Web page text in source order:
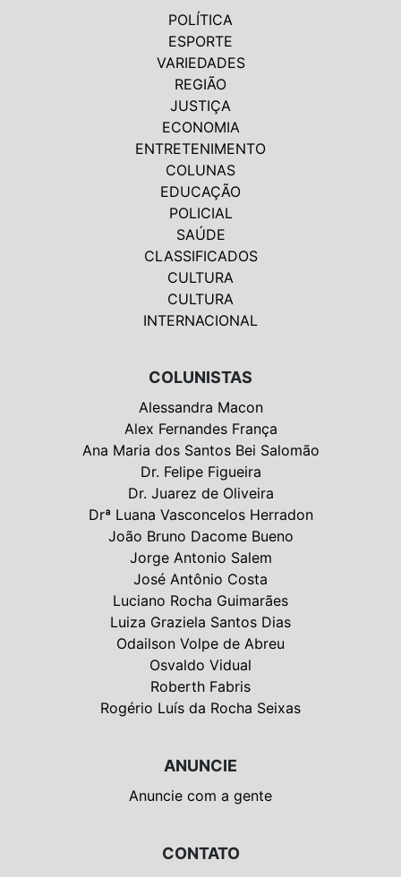
POLÍTICA
ESPORTE
VARIEDADES
REGIÃO
JUSTIÇA
ECONOMIA
ENTRETENIMENTO
COLUNAS
EDUCAÇÃO
POLICIAL
SAÚDE
CLASSIFICADOS
CULTURA
CULTURA
INTERNACIONAL
COLUNISTAS
Alessandra Macon
Alex Fernandes França
Ana Maria dos Santos Bei Salomão
Dr. Felipe Figueira
Dr. Juarez de Oliveira
Drª Luana Vasconcelos Herradon
João Bruno Dacome Bueno
Jorge Antonio Salem
José Antônio Costa
Luciano Rocha Guimarães
Luiza Graziela Santos Dias
Odailson Volpe de Abreu
Osvaldo Vidual
Roberth Fabris
Rogério Luís da Rocha Seixas
ANUNCIE
Anuncie com a gente
CONTATO